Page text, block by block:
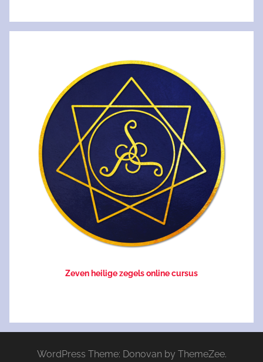
Zeven heilige zegels online cursus
WordPress Theme: Donovan by ThemeZee.